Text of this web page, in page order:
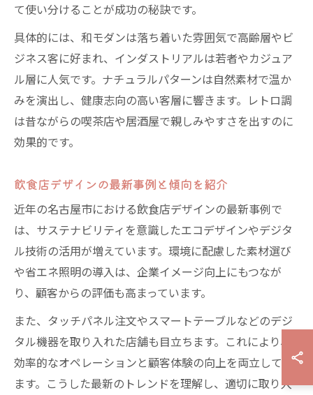
て使い分けることが成功の秘訣です。
具体的には、和モダンは落ち着いた雰囲気で高齢層やビ
ジネス客に好まれ、インダストリアルは若者やカジュア
ル層に人気です。ナチュラルパターンは自然素材で温か
みを演出し、健康志向の高い客層に響きます。レトロ調
は昔ながらの喫茶店や居酒屋で親しみやすさを出すのに
効果的です。
飲食店デザインの最新事例と傾向を紹介
近年の名古屋市における飲食店デザインの最新事例で
は、サステナビリティを意識したエコデザインやデジタ
ル技術の活用が増えています。環境に配慮した素材選び
や省エネ照明の導入は、企業イメージ向上にもつなが
り、顧客からの評価も高まっています。
また、タッチパネル注文やスマートテーブルなどのデジ
タル機器を取り入れた店舗も目立ちます。これにより、
効率的なオペレーションと顧客体験の向上を両立してい
ます。こうした最新のトレンドを理解し、適切に取り入